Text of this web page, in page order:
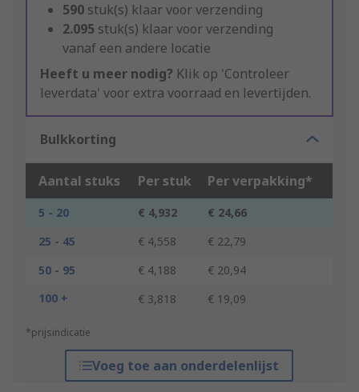
590 stuk(s) klaar voor verzending
2.095 stuk(s) klaar voor verzending
vanaf een andere locatie
Heeft u meer nodig? Klik op 'Controleer
leverdata' voor extra voorraad en levertijden.
Bulkkorting
Aantal stuks Per stuk Per verpakking*
5 - 20 € 4,932
€ 24,66
25 - 45
€ 4,558
€ 22,79
50 - 95
€ 4,188
€ 20,94
100 +
€ 3,818 € 19,09
*prijsindicatie
Voeg toe aan onderdelenlijst